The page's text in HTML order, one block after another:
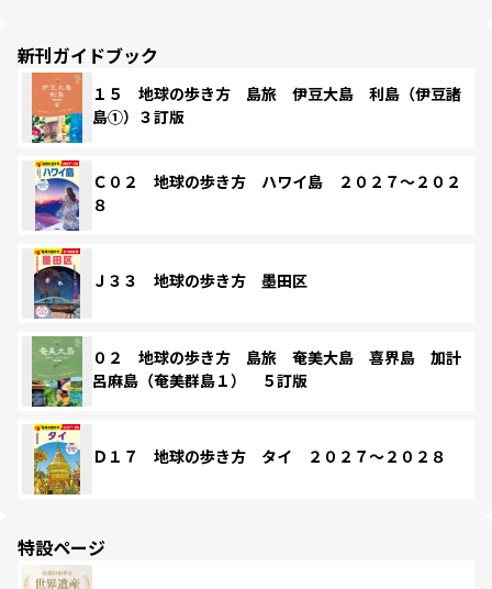
新刊ガイドブック
１５ 地球の歩き方 島旅 伊豆大島 利島（伊豆諸
島①）３訂版
Ｃ０２ 地球の歩き方 ハワイ島 ２０２７～２０２
８
Ｊ３３ 地球の歩き方 墨田区
０２ 地球の歩き方 島旅 奄美大島 喜界島 加計
呂麻島（奄美群島１） ５訂版
Ｄ１７ 地球の歩き方 タイ ２０２７～２０２８
特設ページ